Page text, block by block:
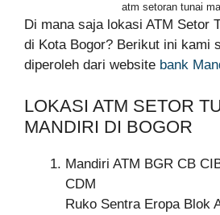
atm setoran tunai
Di mana saja lokasi ATM Setor
di Kota Bogor? Berikut ini kami
diperoleh dari website bank
LOKASI ATM SETOR
MANDIRI DI BOGOR
Mandiri ATM BGR CB
CDM
Ruko Sentra Eropa Blok